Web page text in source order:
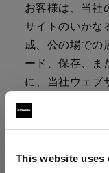
This website uses
お客様は、当社
サイトのいかな
成、公の場での
ード、保存、ま
に、当社ウェブ
ブサイトへのア
用、または当社
的での複製、 販